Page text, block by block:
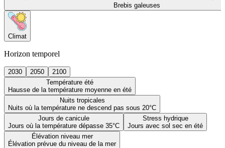
Brebis galeuses
Climat
Horizon temporel
2030 2050
2100
Température été
Hausse de la température moyenne en été
Nuits tropicales
Nuits où la température ne descend pas sous 20°C
Jours de canicule
Jours où la température dépasse 35°C
Stress hydrique
Jours avec sol sec en été
Élévation niveau mer
Élévation prévue du niveau de la mer